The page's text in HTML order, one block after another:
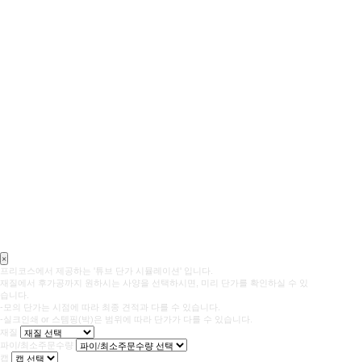
×
프리코스에서 제공하는 '튜브 단가 시뮬레이션' 입니다.
재질에서 후가공까지 원하시는 사양을 선택하시면, 미리 단가를 확인하실 수 있
습니다.
-모의 단가는 시점에 따라 최종 견적과 다를 수 있습니다.
-실크인쇄 or 스템핑(박)은 범위에 따라 단가가 다를 수 있습니다.
재질
파이/최소주문수량
캡